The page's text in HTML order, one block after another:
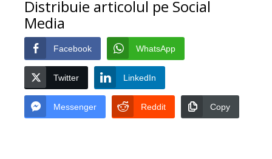
Distribuie articolul pe Social
Media
Facebook WhatsApp
Twitter LinkedIn
Messenger Reddit Copy